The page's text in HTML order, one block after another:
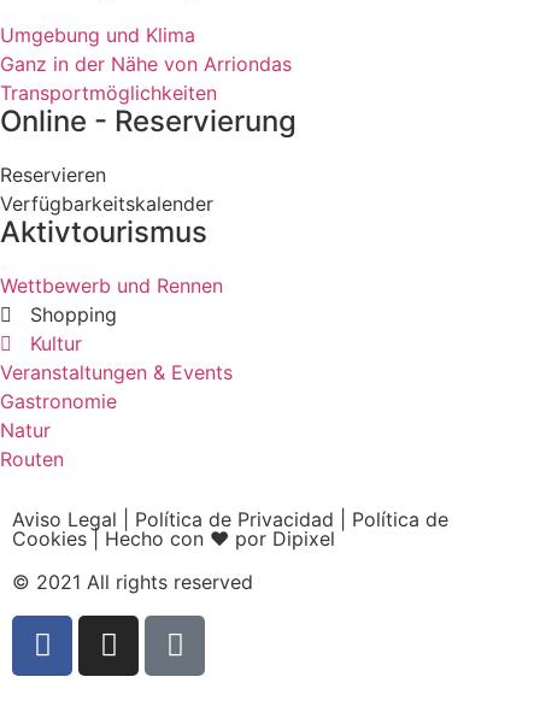
Umgebung und Klima
Ganz in der Nähe von Arriondas
Transportmöglichkeiten
Online - Reservierung
Reservieren
Verfügbarkeitskalender
Aktivtourismus
Wettbewerb und Rennen
Shopping
Kultur
Veranstaltungen & Events
Gastronomie
Natur
Routen
Aviso Legal Política de Privacidad
Política de
Cookies| Hecho con ❤ por Dipixel
© 2021 All rights reserved